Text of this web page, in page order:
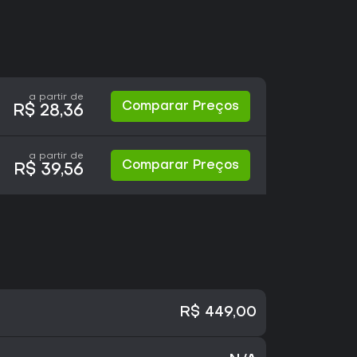
a partir de
R$ 28,36 Comparar Preços
a partir de
R$ 39,56 Comparar Preços
R$ 449,00